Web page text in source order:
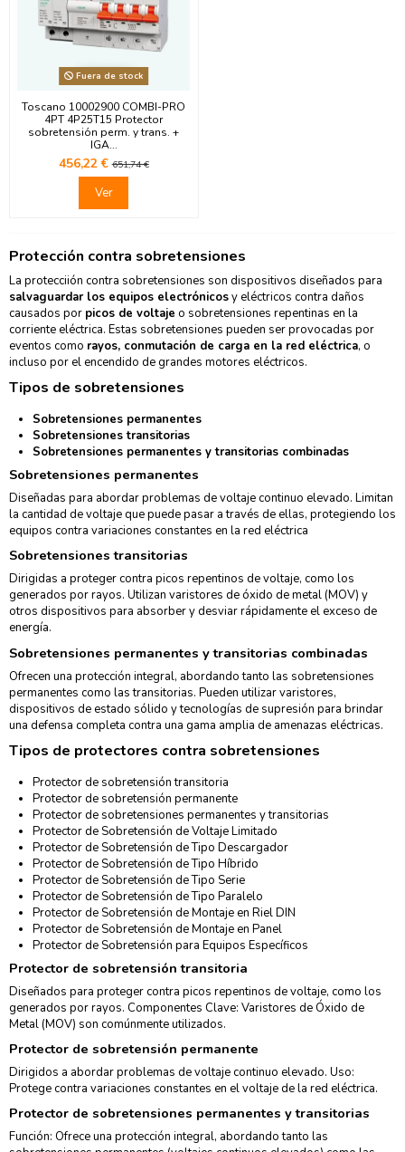
Fuera de stock
Toscano 10002900 COMBI-PRO
4PT 4P25T15 Protector
sobretensión perm. y trans. +
IGA...
456,22 €651,74 €
Ver
Protección contra sobretensiones
La protecciión contra sobretensiones son dispositivos diseñados para
salvaguardar los equipos electrónicosy eléctricos contra daños
causados por picos de voltaje o sobretensiones repentinas en la
corriente eléctrica. Estas sobretensiones pueden ser provocadas por
eventos como rayos, conmutación de carga en la red eléctrica, o
incluso por el encendido de grandes motores eléctricos.
Tipos de sobretensiones
Sobretensiones permanentes
Sobretensiones transitorias
Sobretensiones permanentes y transitorias combinadas
Sobretensiones permanentes
Diseñadas para abordar problemas de voltaje continuo elevado. Limitan
la cantidad de voltaje que puede pasar a través de ellas, protegiendo los
equipos contra variaciones constantes en la red eléctrica
Sobretensiones transitorias
Dirigidas a proteger contra picos repentinos de voltaje, como los
generados por rayos. Utilizan varistores de óxido de metal (MOV) y
otros dispositivos para absorber y desviar rápidamente el exceso de
energía.
Sobretensiones permanentes y transitorias combinadas
Ofrecen una protección integral, abordando tanto las sobretensiones
permanentes como las transitorias. Pueden utilizar varistores,
dispositivos de estado sólido y tecnologías de supresión para brindar
una defensa completa contra una gama amplia de amenazas eléctricas.
Tipos de protectores contra sobretensiones
Protector de sobretensión transitoria
Protector de sobretensión permanente
Protector de sobretensiones permanentes y transitorias
Protector de Sobretensión de Voltaje Limitado
Protector de Sobretensión de Tipo Descargador
Protector de Sobretensión de Tipo Híbrido
Protector de Sobretensión de Tipo Serie
Protector de Sobretensión de Tipo Paralelo
Protector de Sobretensión de Montaje en Riel DIN
Protector de Sobretensión de Montaje en Panel
Protector de Sobretensión para Equipos Específicos
Protector de sobretensión transitoria
Diseñados para proteger contra picos repentinos de voltaje, como los
generados por rayos. Componentes Clave: Varistores de Óxido de
Metal (MOV) son comúnmente utilizados.
Protector de sobretensión permanente
Dirigidos a abordar problemas de voltaje continuo elevado. Uso:
Protege contra variaciones constantes en el voltaje de la red eléctrica.
Protector de sobretensiones permanentes y transitorias
Función: Ofrece una protección integral, abordando tanto las